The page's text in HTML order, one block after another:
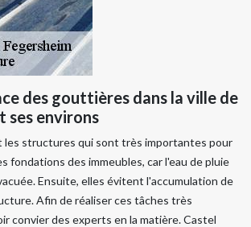
des gouttières dans la ville de
ses environs
les structures qui sont très importantes pour
fondations des immeubles, car l'eau de pluie
Ensuite, elles évitent l'accumulation de
Afin de réaliser ces tâches très
convier des experts en la matière. Castel